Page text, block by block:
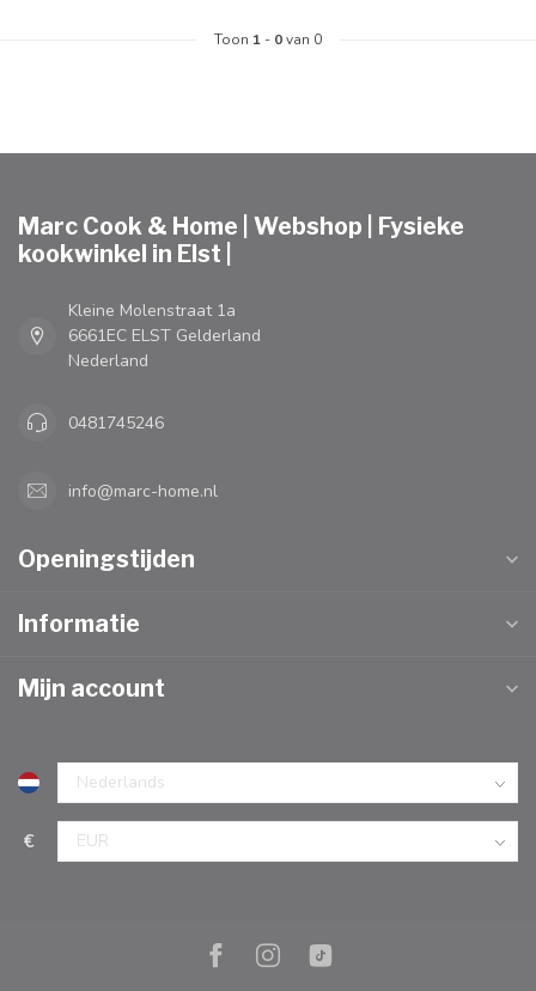
Toon 1 - 0van 0
Marc Cook & Home | Webshop | Fysieke
kookwinkel in Elst |
Kleine Molenstraat 1a
6661EC ELST Gelderland
Nederland
0481745246
info@marc-home.nl
Openingstijden
Informatie
Mijn account
€